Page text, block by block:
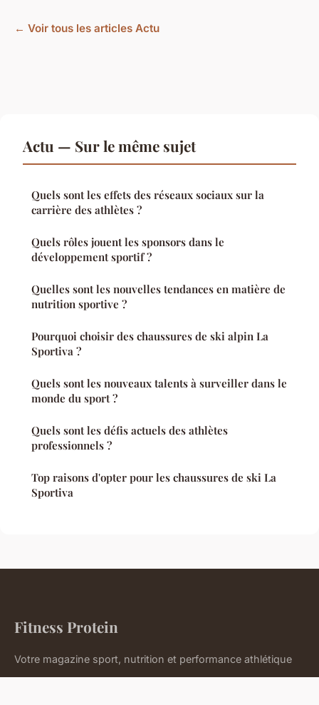
← Voir tous les articles Actu
Actu — Sur le même sujet
Quels sont les effets des réseaux sociaux sur la
carrière des athlètes ?
Quels rôles jouent les sponsors dans le
développement sportif ?
Quelles sont les nouvelles tendances en matière de
nutrition sportive ?
Pourquoi choisir des chaussures de ski alpin La
Sportiva ?
Quels sont les nouveaux talents à surveiller dans le
monde du sport ?
Quels sont les défis actuels des athlètes
professionnels ?
Top raisons d'opter pour les chaussures de ski La
Sportiva
Fitness Protein
Votre magazine sport, nutrition et performance athlétique